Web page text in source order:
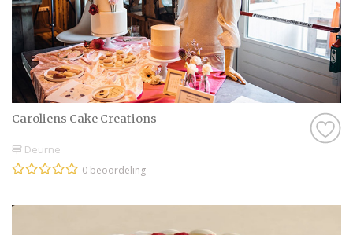
Caroliens Cake Creations
Deurne
0 beoordeling